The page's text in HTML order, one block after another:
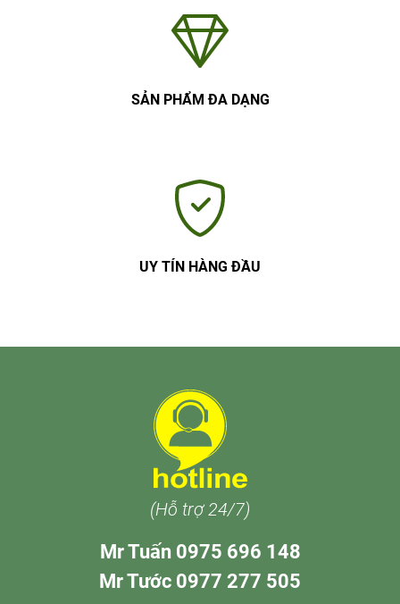
SẢN PHẨM ĐA DẠNG
UY TÍN HÀNG ĐẦU
(Hỗ trợ 24/7)
Mr Tuấn 0975 696 148
Mr Tước 0977 277 505